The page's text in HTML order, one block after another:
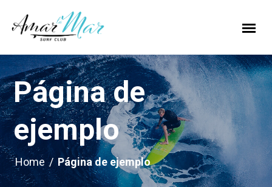
Página de
ejemplo
Home / Página de ejemplo